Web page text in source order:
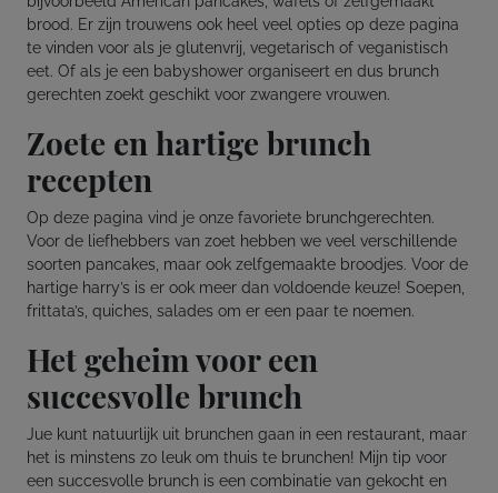
brood. Er zijn trouwens ook heel veel opties op deze pagina
te vinden voor als je glutenvrij, vegetarisch of veganistisch
eet. Of als je een babyshower organiseert en dus brunch
gerechten zoekt geschikt voor zwangere vrouwen.
Zoete en hartige brunch
recepten
Op deze pagina vind je onze favoriete brunchgerechten.
Voor de liefhebbers van zoet hebben we veel verschillende
soorten pancakes, maar ook zelfgemaakte broodjes. Voor de
hartige harry’s is er ook meer dan voldoende keuze! Soepen,
frittata’s, quiches, salades om er een paar te noemen.
Het geheim voor een
succesvolle brunch
Jue kunt natuurlijk uit brunchen gaan in een restaurant, maar
het is minstens zo leuk om thuis te brunchen! Mijn tip voor
een succesvolle brunch is een combinatie van gekocht en